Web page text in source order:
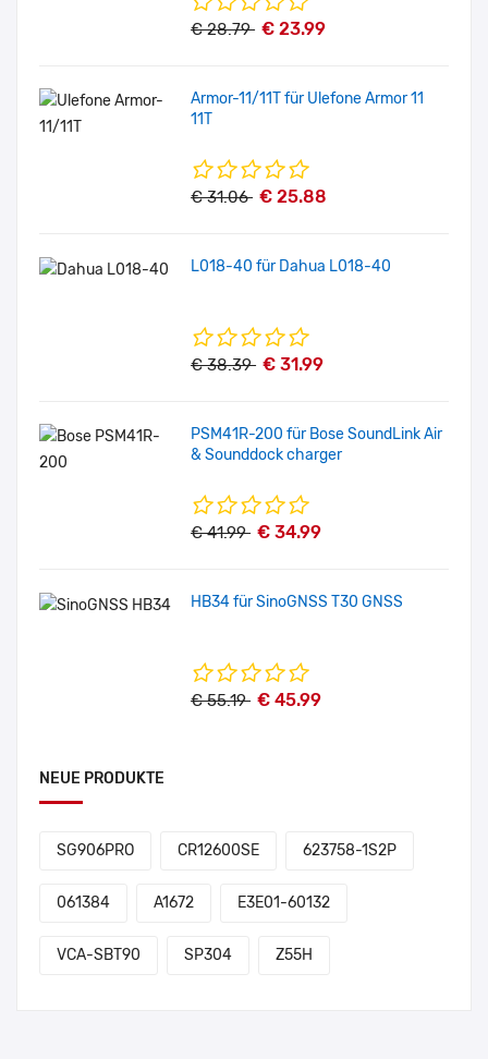
€ 28.79 € 23.99
Armor-11/11T für Ulefone Armor 11
11T
€ 31.06 € 25.88
L018-40 für Dahua L018-40
€ 38.39 € 31.99
PSM41R-200 für Bose SoundLink Air
& Sounddock charger
€ 41.99 € 34.99
HB34 für SinoGNSS T30 GNSS
€ 55.19 € 45.99
NEUE PRODUKTE
SG906PRO CR12600SE 623758-1S2P
061384 A1672 E3E01-60132
VCA-SBT90 SP304 Z55H